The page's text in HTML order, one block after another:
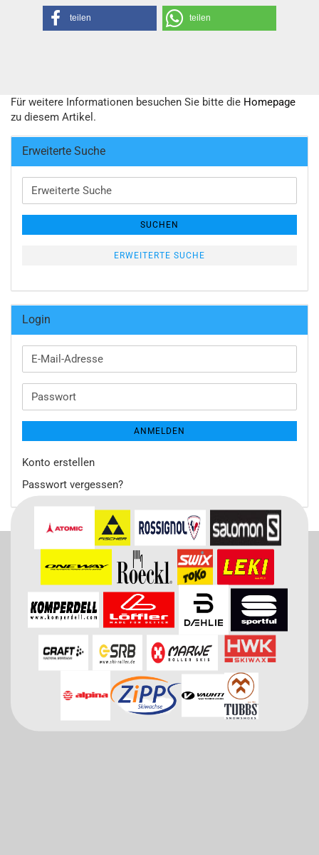
teilen teilen
Für weitere Informationen besuchen Sie bitte die Homepage
zu diesem Artikel.
Erweiterte Suche
Erweiterte
Suche
SUCHEN
ERWEITERTE SUCHE
Login
E-
Mail-
Passwort
ANMELDEN
Konto erstellen
Passwort vergessen?